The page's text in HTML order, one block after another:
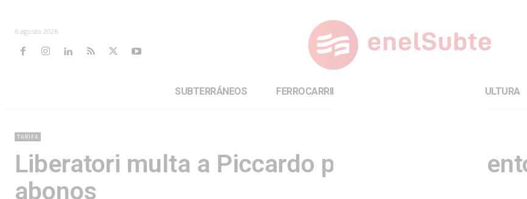
6 agosto 2026
SUBTERRÁNEOS FERROCARRILES CULTURA
TARIFA
Liberatori multa a Piccardo por
abonos